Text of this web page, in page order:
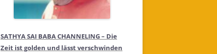
SATHYA SAI BABA CHANNELING – Die
Zeit ist golden und lässt verschwinden